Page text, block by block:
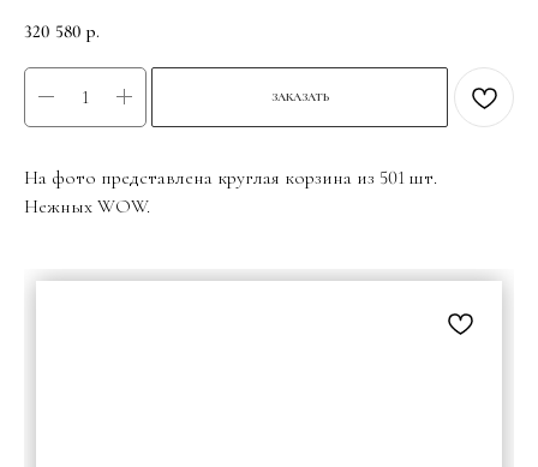
320 580 р.
ЗАКАЗАТЬ
На фото представлена круглая корзина из 501 шт.
Нежных WOW.